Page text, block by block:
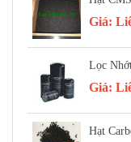
Giá:
Lọc
Giá:
Hạt